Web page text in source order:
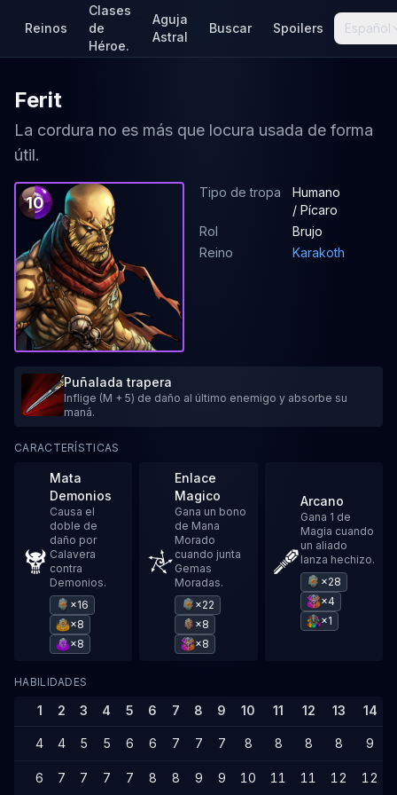
Reinos
Clases
de
Héroe.
Aguja
Astral
Buscar Spoilers Español
Ferit
La cordura no es más que locura usada de forma
útil.
10
Tipo de tropa
Humano
/ Pícaro
Rol
Brujo
Reino
Karakoth
Puñalada trapera
Inflige (M + 5) de daño al último enemigo y absorbe su
maná.
CARACTERÍSTICAS
Mata
Demonios
Causa el
doble de
daño por
Calavera
contra
Demonios.
×16
×8
×8
Enlace
Magico
Gana un bono
de Mana
Morado
cuando junta
Gemas
Moradas.
×22
×8
×8
Arcano
Gana 1 de
Magia cuando
un aliado
lanza hechizo.
×28
×4
×1
HABILIDADES
1 2 3 4 5 6 7 8 9 10 11 12 13 14
4 4 5 5 6 6 7 7 7 8 8 8 8 9
6 7 7 7 7 8 8 9 9 10 11 11 12 12